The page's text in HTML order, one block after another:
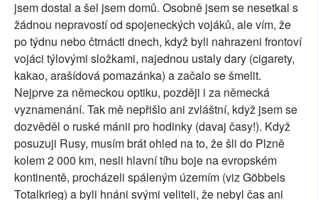
jsem dostal a šel jsem domů. Osobně jsem se nesetkal s
žádnou nepravostí od spojeneckých vojáků, ale vím, že
po týdnu nebo čtrnácti dnech, když byli nahrazeni frontoví
vojáci týlovými složkami, najednou ustaly dary (cigarety,
kakao, arašídová pomazánka) a začalo se šmelit.
Nejprve za německou optiku, později i za německá
vyznamenání. Tak mě nepřišlo ani zvláštní, když jsem se
dozvěděl o ruské mánii pro hodinky (davaj časy!). Když
posuzuji Rusy, musím brát ohled na to, že šli do Plzně
kolem 2 000 km, nesli hlavní tíhu boje na evropském
kontinentě, procházeli spáleným územím (viz Göbbels
Totalkrieg) a byli hnáni svými veliteli, že nebyl čas ani